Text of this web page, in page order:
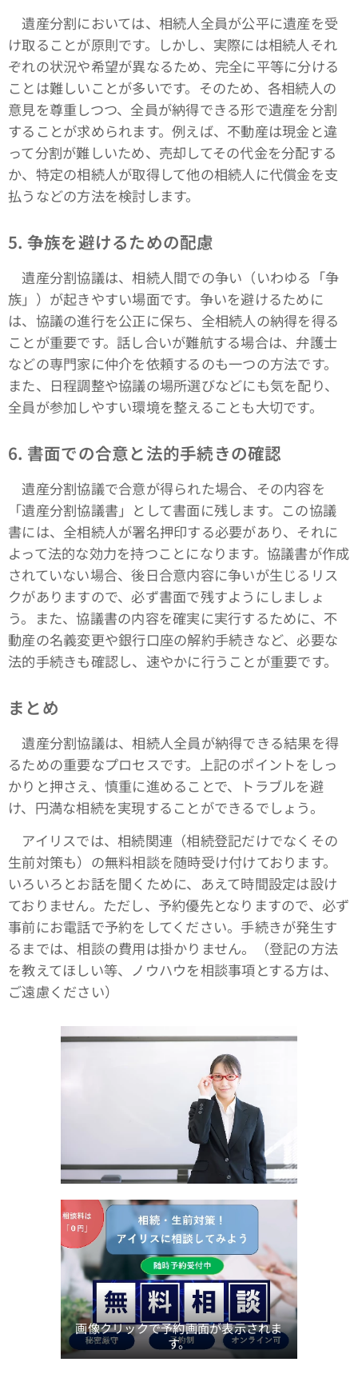
遺産分割においては、相続人全員が公平に遺産を受
け取ることが原則です。しかし、実際には相続人それ
ぞれの状況や希望が異なるため、完全に平等に分ける
ことは難しいことが多いです。そのため、各相続人の
意見を尊重しつつ、全員が納得できる形で遺産を分割
することが求められます。例えば、不動産は現金と違
って分割が難しいため、売却してその代金を分配する
か、特定の相続人が取得して他の相続人に代償金を支
払うなどの方法を検討します。
5. 争族を避けるための配慮
遺産分割協議は、相続人間での争い（いわゆる「争
族」）が起きやすい場面です。争いを避けるために
は、協議の進行を公正に保ち、全相続人の納得を得る
ことが重要です。話し合いが難航する場合は、弁護士
などの専門家に仲介を依頼するのも一つの方法です。
また、日程調整や協議の場所選びなどにも気を配り、
全員が参加しやすい環境を整えることも大切です。
6. 書面での合意と法的手続きの確認
遺産分割協議で合意が得られた場合、その内容を
「遺産分割協議書」として書面に残します。この協議
書には、全相続人が署名押印する必要があり、それに
よって法的な効力を持つことになります。協議書が作成
されていない場合、後日合意内容に争いが生じるリス
クがありますので、必ず書面で残すようにしましょ
う。また、協議書の内容を確実に実行するために、不
動産の名義変更や銀行口座の解約手続きなど、必要な
法的手続きも確認し、速やかに行うことが重要です。
まとめ
遺産分割協議は、相続人全員が納得できる結果を得
るための重要なプロセスです。上記のポイントをしっ
かりと押さえ、慎重に進めることで、トラブルを避
け、円満な相続を実現することができるでしょう。
アイリスでは、相続関連（相続登記だけでなくその
生前対策も）の無料相談を随時受け付けております。
いろいろとお話を聞くために、あえて時間設定は設け
ておりません。ただし、予約優先となりますので、必ず
事前にお電話で予約をしてください。手続きが発生す
るまでは、相談の費用は掛かりません。（登記の方法
を教えてほしい等、ノウハウを相談事項とする方は、
ご遠慮ください）
画像クリックで予約画面が表示されま
す。